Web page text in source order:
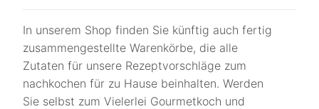
In unserem Shop finden Sie künftig auch fertig
zusammengestellte Warenkörbe, die alle
Zutaten für unsere Rezeptvorschläge zum
nachkochen für zu Hause beinhalten. Werden
Sie selbst zum Vielerlei Gourmetkoch und